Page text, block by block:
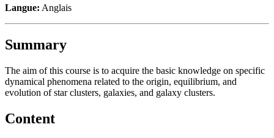
Langue: Anglais
Summary
The aim of this course is to acquire the basic knowledge on specific
dynamical phenomena related to the origin, equilibrium, and
evolution of star clusters, galaxies, and galaxy clusters.
Content